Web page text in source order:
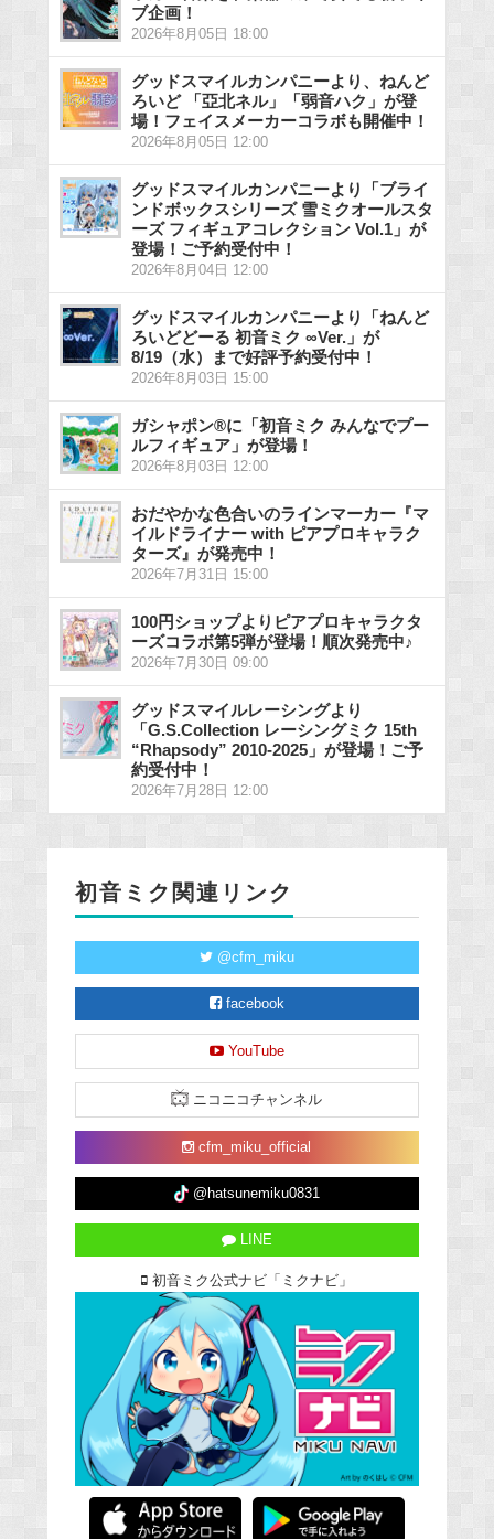
ブ企画！
2026年8月05日 18:00
グッドスマイルカンパニーより、ねんど
ろいど 「亞北ネル」「弱音ハク」が登
場！フェイスメーカーコラボも開催中！
2026年8月05日 12:00
グッドスマイルカンパニーより「ブライ
ンドボックスシリーズ 雪ミクオールスタ
ーズ フィギュアコレクション Vol.1」が
登場！ご予約受付中！
2026年8月04日 12:00
グッドスマイルカンパニーより「ねんど
ろいどどーる 初音ミク ∞Ver.」が
8/19（水）まで好評予約受付中！
2026年8月03日 15:00
ガシャポン®に「初音ミク みんなでプー
ルフィギュア」が登場！
2026年8月03日 12:00
おだやかな色合いのラインマーカー『マ
イルドライナー with ピアプロキャラク
ターズ』が発売中！
2026年7月31日 15:00
100円ショップよりピアプロキャラクタ
ーズコラボ第5弾が登場！順次発売中♪
2026年7月30日 09:00
グッドスマイルレーシングより
「G.S.Collection レーシングミク 15th
“Rhapsody” 2010-2025」が登場！ご予
約受付中！
2026年7月28日 12:00
初音ミク関連リンク
@cfm_miku
facebook
YouTube
ニコニコチャンネル
cfm_miku_official
@hatsunemiku0831
LINE
初音ミク公式ナビ「ミクナビ」